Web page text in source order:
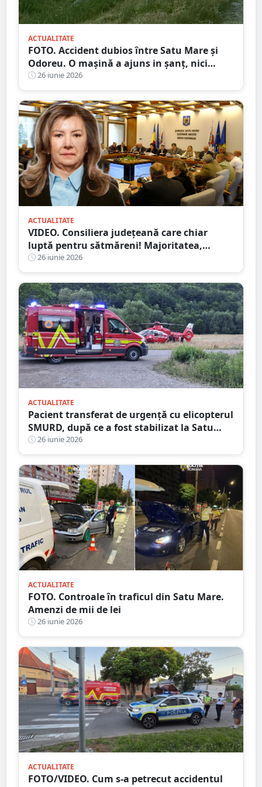
ACTUALITATE
FOTO. Accident dubios între Satu Mare și
Odoreu. O mașină a ajuns in șanț, nici
urmă de sofer
26 iunie 2026
ACTUALITATE
VIDEO. Consiliera județeană care chiar
luptă pentru sătmăreni! Majoritatea,
”acontată” să doarmă-n scaun
26 iunie 2026
ACTUALITATE
Pacient transferat de urgență cu elicopterul
SMURD, după ce a fost stabilizat la Satu
Mare
26 iunie 2026
ACTUALITATE
FOTO. Controale în traficul din Satu Mare.
Amenzi de mii de lei
26 iunie 2026
ACTUALITATE
FOTO/VIDEO. Cum s-a petrecut accidentul